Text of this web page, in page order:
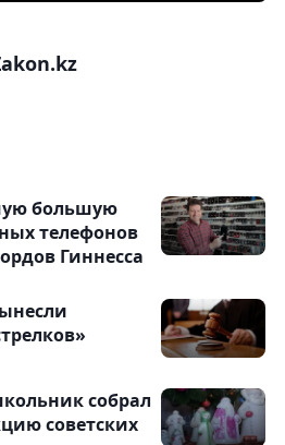
большую
телефонов
Гиннесса
собрал
советских